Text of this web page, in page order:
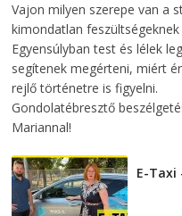
Vajon milyen szerepe van a
kimondatlan
Egyensúlyban test és lélek
segítenek megérteni, miért
rejlő történetre is figyelni.
Gondolatébresztő
Mariannal!
E-Taxi